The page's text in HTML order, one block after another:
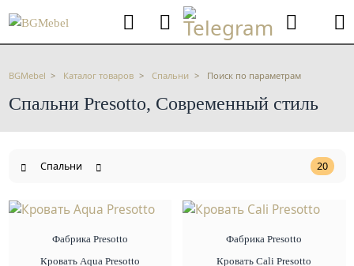
BGMebel Каталог товаров Спальни Поиск по параметрам
Спальни Presotto, Современный стиль
Спальни 20
Фабрика Presotto
Кровать Aqua Presotto
Фабрика Presotto
Кровать Cali Presotto